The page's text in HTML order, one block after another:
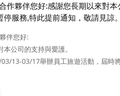
伴您好:
公司的支持與愛護。
13-03/17舉辦員工旅遊活動，屆時